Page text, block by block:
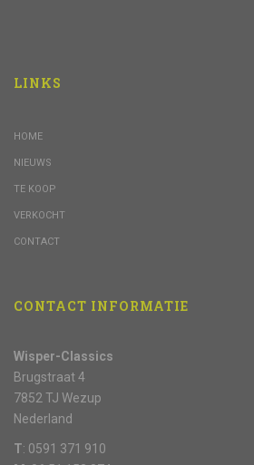
LINKS
HOME
NIEUWS
TE KOOP
VERKOCHT
CONTACT
CONTACT INFORMATIE
Wisper-Classics
Brugstraat 4
7852 TJ Wezup
Nederland
T: 0591 371 910